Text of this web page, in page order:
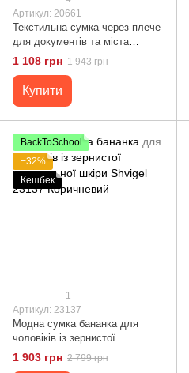
Артикул: 20661
Текстильна сумка через плече
для документів та міста
Vintage 20661 Коричнева
1 108 грн 1 943 грн
Купити
BackToSchool
−32%
Кешбек
1
Артикул: 23137
Модна сумка бананка для
чоловіків із зернистої
натуральної шкіри Shvigel
23137 Коричневий
1 903 грн 2 799 грн